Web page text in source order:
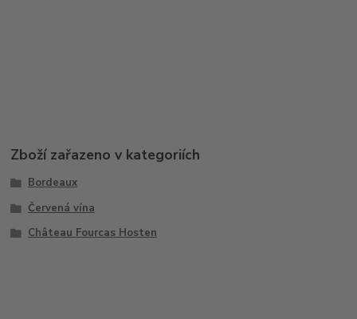
Zboží zařazeno v kategoriích
Bordeaux
Červená vína
Château Fourcas Hosten